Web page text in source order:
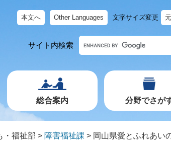
本文へ Other Languages 文字サイズ変更
サイト内検索
キ
ー
ワ
ド
総合案内 分野でさが
・福祉部 > 障害福祉課 > 岡山県愛とふれあい